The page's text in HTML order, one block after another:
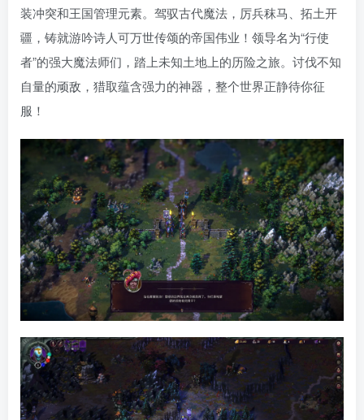
装冲突和王国管理元素。驾驭古代魔法，厉兵秣马、拓土开
疆，铸就游吟诗人可万世传颂的帝国伟业！领导名为“行使
者”的强大魔法师们，踏上未知土地上的历险之旅。讨伐不知
自量的顽敌，猎取蕴含强力的神器，整个世界正静待你征
服！